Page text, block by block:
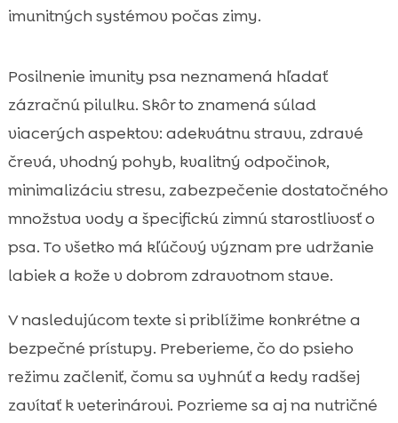
Bylinky a prírodné extrakty vhodné pre
 Hydratácia a teplé jedlá: jednoduché
zimné zlepšenia rutiny
 Zimná starostlivosť o labky a kožu ako
súčasť imunity
Pohyb, spánok a stres: prirodzené piliere
CricksyDog ako zimná podpora:
hypoalergénne krmivo a doplnky pre
citlivých psov
že „to prejde“
 Záver
 FAQ
imunitných systémov počas zimy.
Posilnenie imunity psa neznamená hľadať
zázračnú pilulku. Skôr to znamená súlad
viacerých aspektov: adekvátnu stravu, zdravé
črevá, vhodný pohyb, kvalitný odpočinok,
minimalizáciu stresu, zabezpečenie dostatočného
množstva vody a špecifickú zimnú starostlivosť o
psa. To všetko má kľúčový význam pre udržanie
labiek a kože v dobrom zdravotnom stave.
V nasledujúcom texte si priblížime konkrétne a
bezpečné prístupy. Preberieme, čo do psieho
režimu začleniť, čomu sa vyhnúť a kedy radšej
zavítať k veterinárovi. Pozrieme sa aj na nutričné